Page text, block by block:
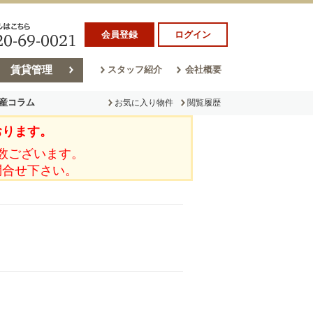
会員登録 ログイン
賃貸管理 スタッフ紹介 会社概要
コラム
ム
お気に入り物件 閲覧履歴
ます。
ざいます。
せ下さい。